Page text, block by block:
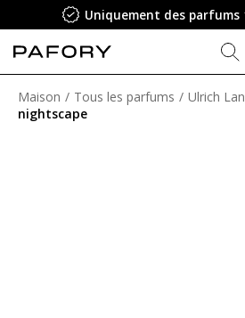
Uniquement des parfums
Maison Tous les parfums
Ulrich
nightscape